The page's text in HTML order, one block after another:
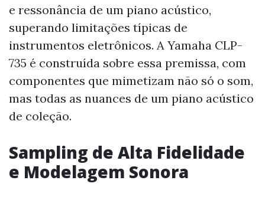
e ressonância de um piano acústico,
superando limitações típicas de
instrumentos eletrônicos. A Yamaha CLP-
735 é construída sobre essa premissa, com
componentes que mimetizam não só o som,
mas todas as nuances de um piano acústico
de coleção.
Sampling de Alta Fidelidade
e Modelagem Sonora